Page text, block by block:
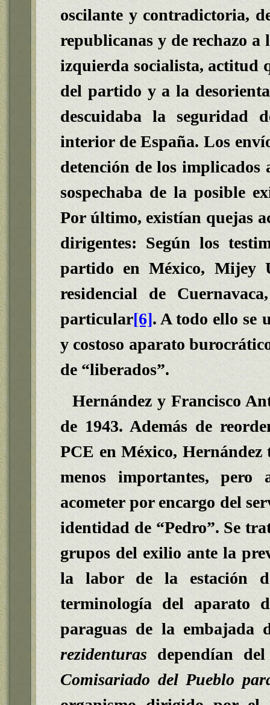
oscilante y contradictoria,
republicanas y de rechazo a
izquierda socialista, actitud
del partido y a la
descuidaba la seguridad
interior de España. Los
detención de los implicados
sospechaba de la posible
Por último, existían quejas
dirigentes: Según los
partido en México, Mijey
residencial de
particular[6]. A todo ello se
y costoso aparato
de “liberados”.
Hernández y Francisco
de 1943. Además de
PCE en México, Hernández
menos importantes, pero
acometer por encargo del
identidad de “Pedro”. Se
grupos del exilio ante la
la labor de la estación
terminología del aparato
paraguas de la embajada
rezidenturas dependían
Comisariado del Pueblo